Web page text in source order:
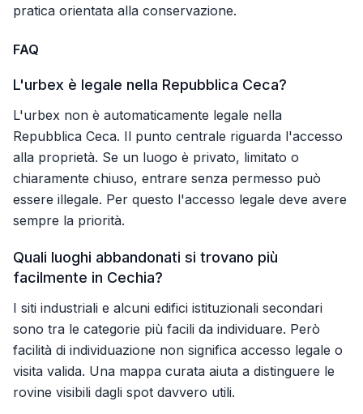
pratica orientata alla conservazione.
FAQ
L'urbex è legale nella Repubblica Ceca?
L'urbex non è automaticamente legale nella
Repubblica Ceca. Il punto centrale riguarda l'accesso
alla proprietà. Se un luogo è privato, limitato o
chiaramente chiuso, entrare senza permesso può
essere illegale. Per questo l'accesso legale deve avere
sempre la priorità.
Quali luoghi abbandonati si trovano più
facilmente in Cechia?
I siti industriali e alcuni edifici istituzionali secondari
sono tra le categorie più facili da individuare. Però
facilità di individuazione non significa accesso legale o
visita valida. Una mappa curata aiuta a distinguere le
rovine visibili dagli spot davvero utili.